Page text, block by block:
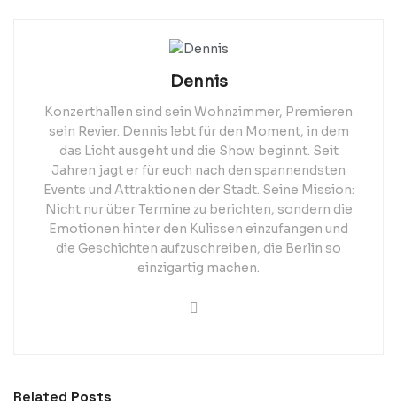
Dennis
Konzerthallen sind sein Wohnzimmer, Premieren
sein Revier. Dennis lebt für den Moment, in dem
das Licht ausgeht und die Show beginnt. Seit
Jahren jagt er für euch nach den spannendsten
Events und Attraktionen der Stadt. Seine Mission:
Nicht nur über Termine zu berichten, sondern die
Emotionen hinter den Kulissen einzufangen und
die Geschichten aufzuschreiben, die Berlin so
einzigartig machen.
Related Posts